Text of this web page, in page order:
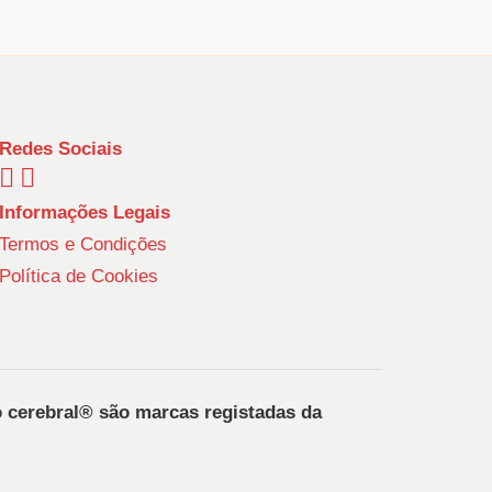
Redes Sociais
Informações Legais
Termos e Condições
Política de Cookies
são marcas registadas da